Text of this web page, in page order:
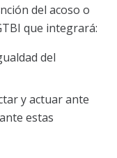
del acoso o
que integrará:
del
y actuar ante
estas